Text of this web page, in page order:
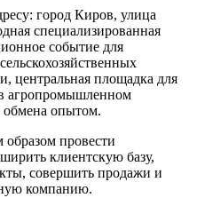
город Киров, улица
специализированная
событие для
центральная площадка для
агропромышленном
обмена опытом.
провести
клиентскую базу,
совершить продажи и
компанию.